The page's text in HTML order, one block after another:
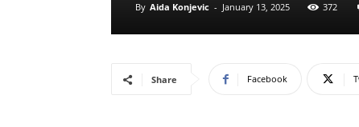
By Aida Konjevic - January 13, 2025 372
Share Facebook